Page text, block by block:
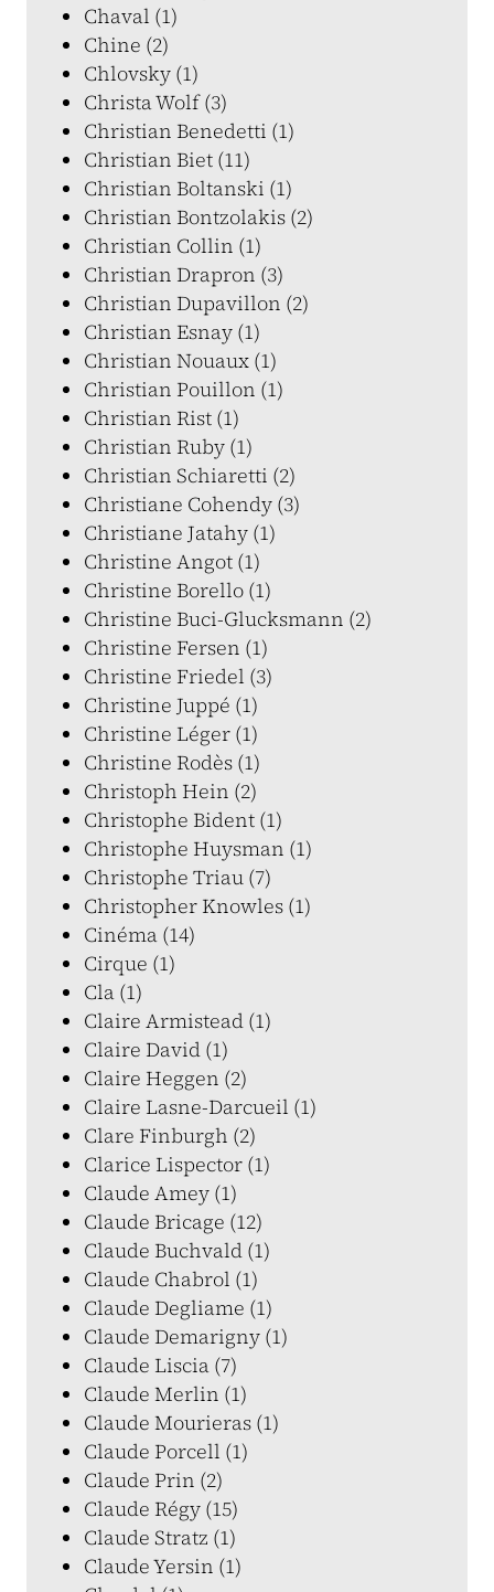
Chaval (1)
Chine (2)
Chlovsky (1)
Christa Wolf (3)
Christian Benedetti (1)
Christian Biet (11)
Christian Boltanski (1)
Christian Bontzolakis (2)
Christian Collin (1)
Christian Drapron (3)
Christian Dupavillon (2)
Christian Esnay (1)
Christian Nouaux (1)
Christian Pouillon (1)
Christian Rist (1)
Christian Ruby (1)
Christian Schiaretti (2)
Christiane Cohendy (3)
Christiane Jatahy (1)
Christine Angot (1)
Christine Borello (1)
Christine Buci-Glucksmann (2)
Christine Fersen (1)
Christine Friedel (3)
Christine Juppé (1)
Christine Léger (1)
Christine Rodès (1)
Christoph Hein (2)
Christophe Bident (1)
Christophe Huysman (1)
Christophe Triau (7)
Christopher Knowles (1)
Cinéma (14)
Cirque (1)
Cla (1)
Claire Armistead (1)
Claire David (1)
Claire Heggen (2)
Claire Lasne-Darcueil (1)
Clare Finburgh (2)
Clarice Lispector (1)
Claude Amey (1)
Claude Bricage (12)
Claude Buchvald (1)
Claude Chabrol (1)
Claude Degliame (1)
Claude Demarigny (1)
Claude Liscia (7)
Claude Merlin (1)
Claude Mourieras (1)
Claude Porcell (1)
Claude Prin (2)
Claude Régy (15)
Claude Stratz (1)
Claude Yersin (1)